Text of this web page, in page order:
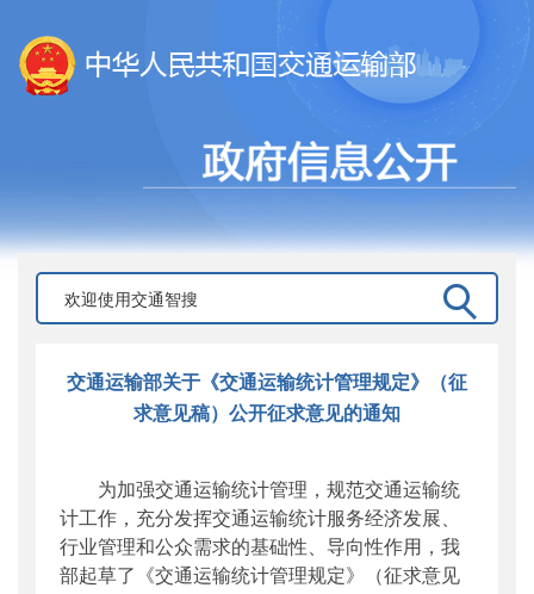
交通运输部关于《交通运输统计管理规定》（征
求意见稿）公开征求意见的通知
为加强交通运输统计管理，规范交通运输统
计工作，充分发挥交通运输统计服务经济发展、
行业管理和公众需求的基础性、导向性作用，我
部起草了《交通运输统计管理规定》（征求意见